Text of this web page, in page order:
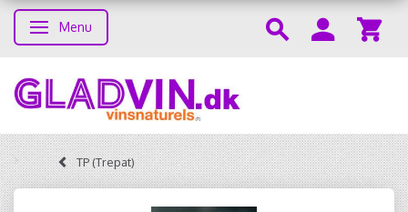
Toggle navigation
Menu
TP (Trepat)